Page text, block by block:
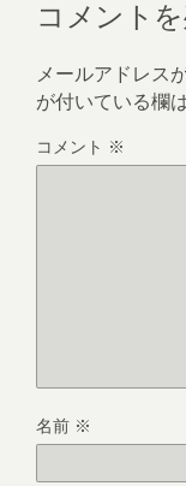
コメント
メールアドレス
が付いている欄
コメント ※
名前 ※